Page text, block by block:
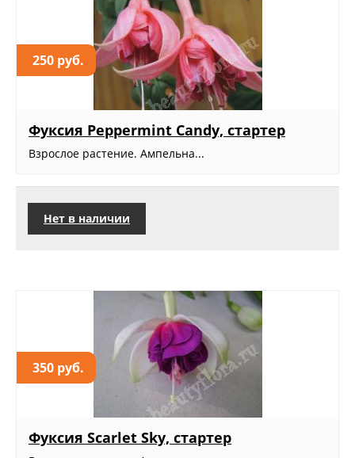
250 руб.
Фуксия Peppermint Candy, стартер
Взрослое растение. Ампельна...
Нет в наличии
350 руб.
Фуксия Scarlet Sky, стартер